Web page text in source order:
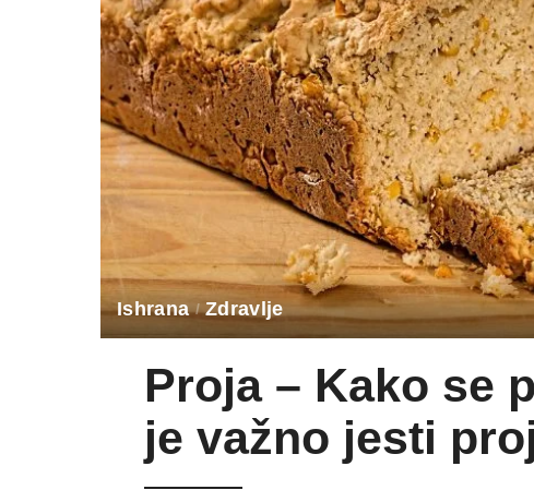
Ishrana Zdravlje
Proja – Kako se
je važno jesti